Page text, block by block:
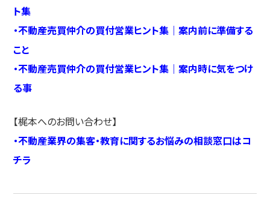
ト集
・不動産売買仲介の買付営業ヒント集｜案内前に準備する
こと
・不動産売買仲介の買付営業ヒント集｜案内時に気をつけ
る事
【梶本へのお問い合わせ】
・不動産業界の集客・教育に関するお悩みの相談窓口はコ
チラ